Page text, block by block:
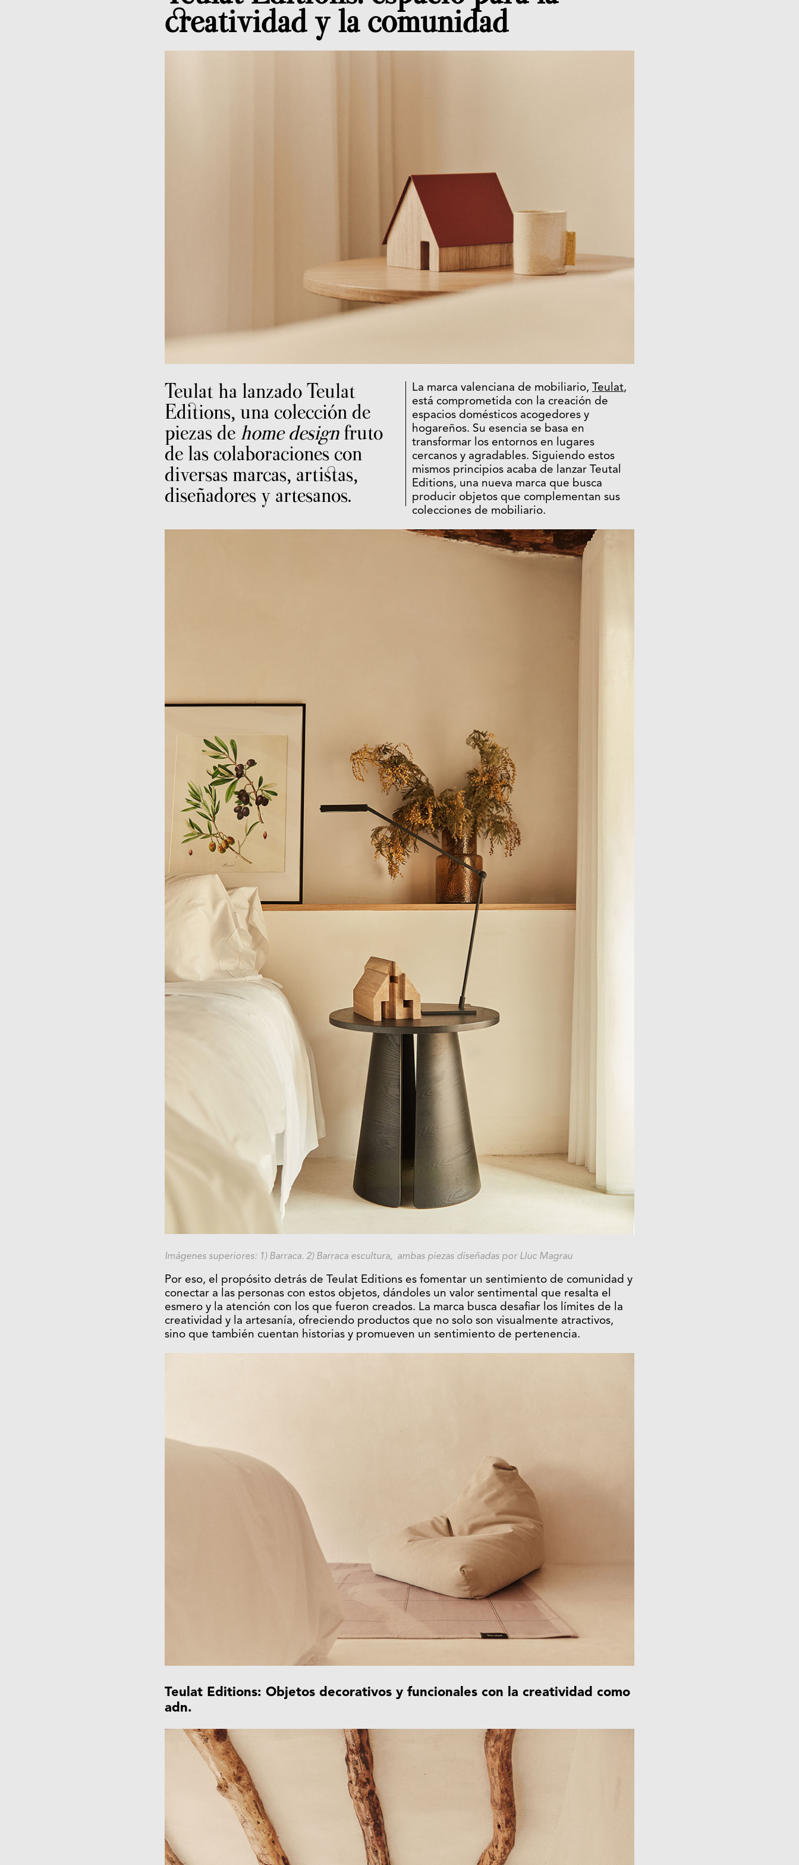
creatividad y la comunidad
Teulat ha lanzado Teulat
Editions, una colección de
piezas de home designfruto
de las colaboraciones con
diversas marcas, artistas,
diseñadores y artesanos.
La marca valenciana de mobiliario, Teulat,
está comprometida con la creación de
espacios domésticos acogedores y
hogareños. Su esencia se basa en
transformar los entornos en lugares
cercanos y agradables. Siguiendo estos
mismos principios acaba de lanzar Teutal
Editions, una nueva marca que busca
producir objetos que complementan sus
colecciones de mobiliario.
Imágenes superiores: 1) Barraca. 2) Barraca escultura, ambas piezas diseñadas por Lluc Magrau
Por eso, el propósito detrás de Teulat Editions es fomentar un sentimiento de comunidad y
conectar a las personas con estos objetos, dándoles un valor sentimental que resalta el
esmero y la atención con los que fueron creados. La marca busca desafiar los límites de la
creatividad y la artesanía, ofreciendo productos que no solo son visualmente atractivos,
sino que también cuentan historias y promueven un sentimiento de pertenencia.
Teulat Editions: Objetos decorativos y funcionales con la creatividad como
adn.